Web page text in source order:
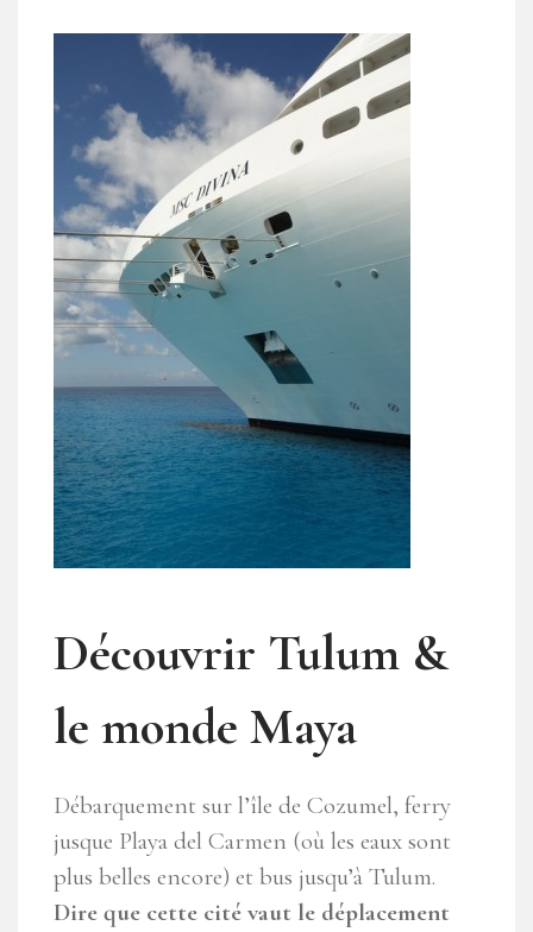
Découvrir Tulum &
le monde Maya
Débarquement sur l’île de Cozumel, ferry
jusque Playa del Carmen (où les eaux sont
plus belles encore) et bus jusqu’à Tulum.
Dire que cette cité vaut le déplacement